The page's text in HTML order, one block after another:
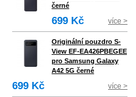
černé
699 Kč více >
Originální pouzdro S-
View EF-EA426PBEGEE
pro Samsung Galaxy
A42 5G černé
699 Kč více >